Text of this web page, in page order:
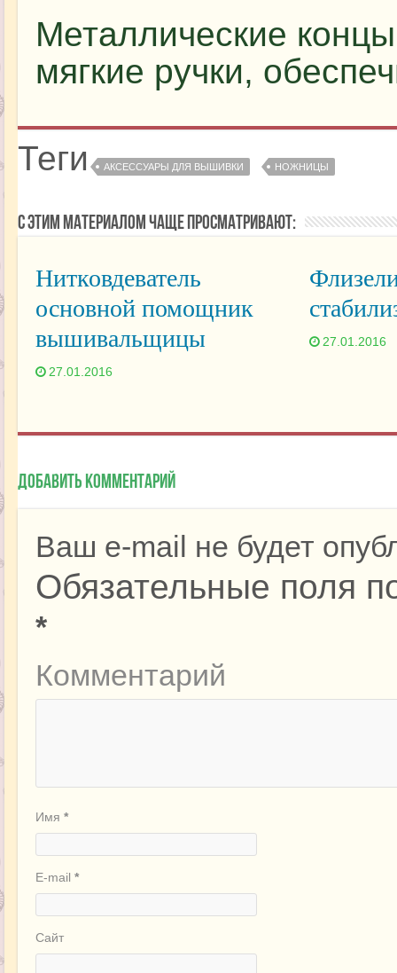
Металлические
мягкие ручки,
Теги АКСЕССУАРЫ ДЛЯ ВЫШИВКИ НОЖНИЦЫ
С этим материалом чаще просматривают:
Нитковдеватель
основной помощник
вышивальщицы
27.01.2016
27.01.2016
Добавить комментарий
Ваш e-mail не будет
Обязательные поля
*
Комментарий
Имя *
E-mail *
Сайт